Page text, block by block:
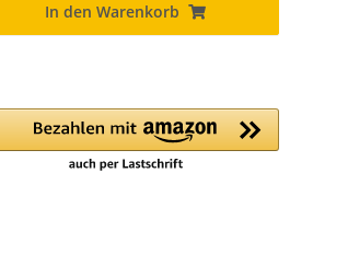
In den Warenkorb